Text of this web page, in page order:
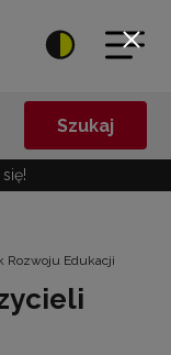
Szukaj
Rozwoju Edukacji